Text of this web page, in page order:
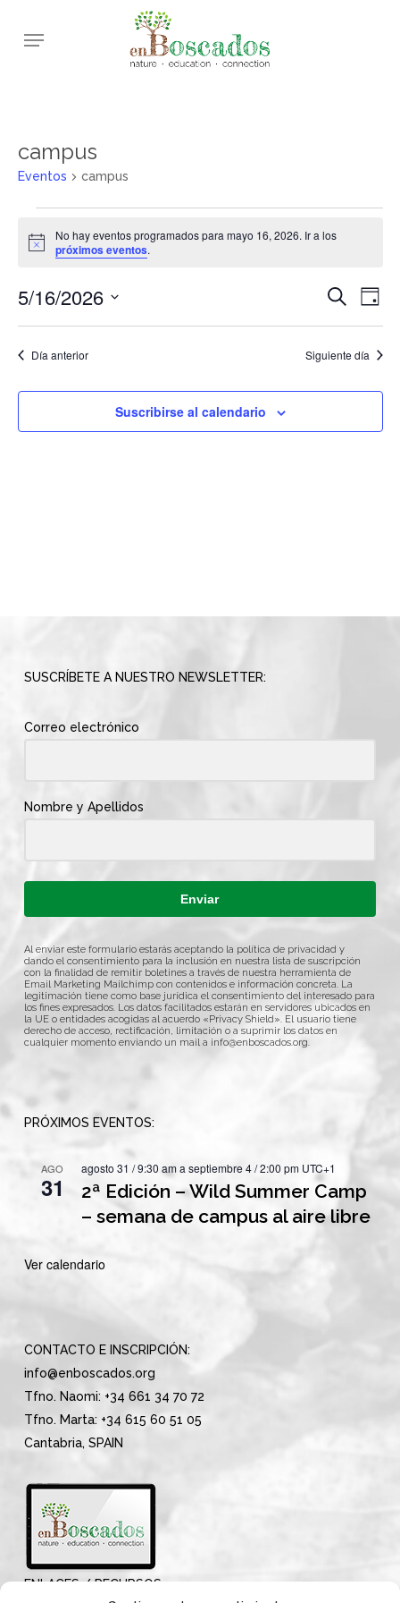
Menu
campus
Eventos campus
en
16,
2026
Aviso
No hay eventos programados para mayo 16, 2026. Ir a los
próximos eventos.
de
de
Buscar
de
Día
5/16/2026
Día anterior Siguiente día
Suscribirse al calendario
SUSCRÍBETE A NUESTRO NEWSLETTER:
Correo electrónico
Nombre y Apellidos
Enviar
Al enviar este formulario estarás aceptando la política de privacidad y
dando el consentimiento para la inclusión en nuestra lista de suscripción
con la finalidad de remitir boletines a través de nuestra herramienta de
Email Marketing Mailchimp con contenidos e información concreta. La
legitimación tiene como base jurídica el consentimiento del interesado para
los fines expresados. Los datos facilitados estarán en servidores ubicados en
la UE o entidades acogidas al acuerdo «Privacy Shield». El usuario tiene
derecho de acceso, rectificación, limitación o a suprimir los datos en
cualquier momento enviando un mail a info@enboscados.org.
PRÓXIMOS EVENTOS:
AGO
31
agosto 31 / 9:30 ama septiembre 4 / 2:00 pm UTC+1
2ª Edición – Wild Summer Camp
– semana de campus al aire libre
Ver calendario
CONTACTO E INSCRIPCIÓN:
info@enboscados.org
Tfno. Naomi: +34 661 34 70 72
Tfno. Marta: +34 615 60 51 05
Cantabria, SPAIN
ENLACES / RECURSOS